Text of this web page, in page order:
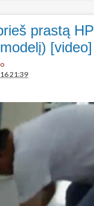
prastą HP
[video]
21:39